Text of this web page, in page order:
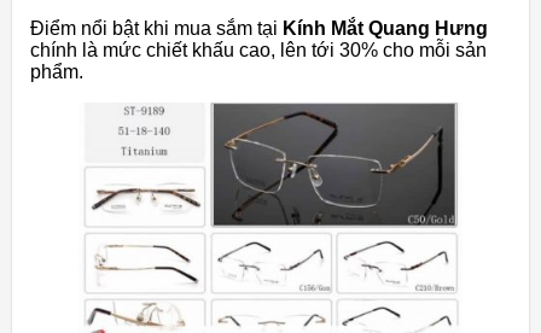
Điểm nổi bật khi mua sắm tại Kính Mắt Quang Hưng
chính là mức chiết khấu cao, lên tới 30% cho mỗi sản
phẩm.